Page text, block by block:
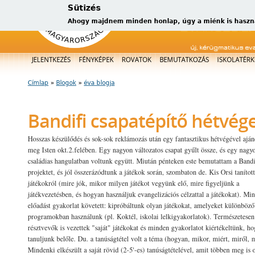
Sütizés
Ahogy majdnem minden honlap, úgy a miénk is
új, kérügmatikus
Főmenü
JELENTKEZÉS FÉNYKÉPEK ROVATOK BEMUTATKOZÁS
Jelenlegi hely
Címlap » Blogok » éva blogja
Bandifi csapatépítő
Hosszas készülődés és sok-sok reklámozás után egy fantasztikus hétvégével
meg Isten okt.2.felében. Egy nagyon változatos csapat gyűlt össze, és egy
családias hangulatban voltunk együtt. Miután pénteken este bemutattam a
projektet, és jól összerázódtunk a játékok során, szombaton de. Kis Orsi
játékokról (mire jók, mikor milyen játékot vegyünk elő, mire figyeljünk a
játékvezetésben, és hogyan használjuk evangelizációs célzattal a játékokat).
előadást gyakorlat követett: kipróbáltunk olyan játékokat, amelyeket különböző
programokban használunk (pl. Koktél, iskolai lelkigyakorlatok).
résztvevők is vezettek "saját" játékokat és minden gyakorlatot kiértékeltünk,
tanuljunk belőle. Du. a tanúságtétel volt a téma (hogyan, mikor, miért, miről,
Mindenki elkészült a saját rövid (2-5'-es) tanúságtételével, amit többen meg is